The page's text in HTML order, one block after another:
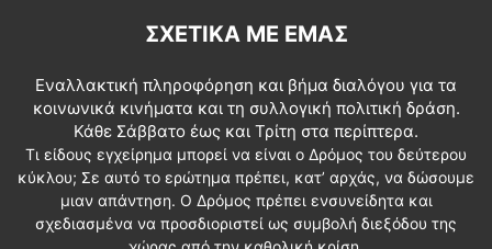
ΣΧΕΤΙΚΆ ΜΕ ΕΜΆΣ
Εναλλακτική πληροφόρηση και βήμα διαλόγου για τα
κοινωνικά κινήματα και τη συλλογική πολιτική δράση.
Κάθε Σάββατο έως και Τρίτη στα περίπτερα.
Τι είδους εγχείρημα μπορεί να είναι ο Δρόμος του δεύτερου
κύκλου; Σε αυτό το ερώτημα πρέπει, κατ’ αρχάς, να δώσουμε
μιαν απάντηση. Ο Δρόμος πρέπει ενσυνείδητα και
σχεδιασμένα να προσδιοριστεί ως συμβολή διεξόδου της